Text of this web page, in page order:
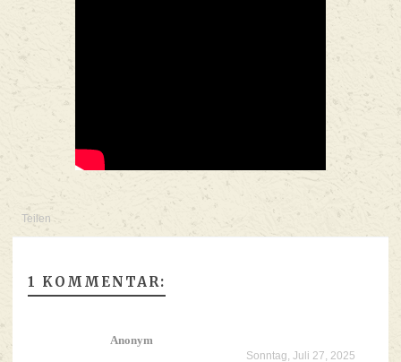
Teilen
1 KOMMENTAR:
Anonym
Sonntag, Juli 27, 2025